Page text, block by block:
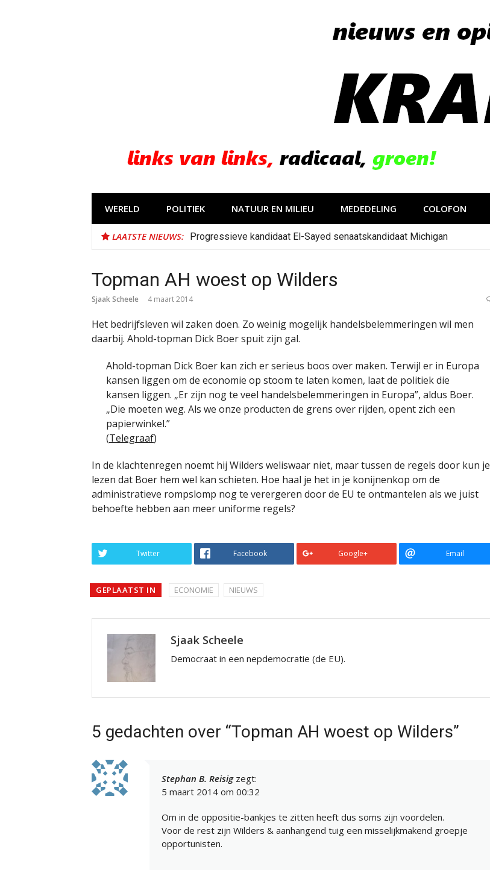
WERELD POLITIEK NATUUR EN MILIEU MEDEDELING COLOFON
LAATSTE NIEUWS: Progressieve kandidaat El-Sayed senaatskandidaat Michigan
Topman AH woest op Wilders
Sjaak Scheele 4 maart 2014
Het bedrijfsleven wil zaken doen. Zo weinig mogelijk handelsbelemmeringen wil men
daarbij. Ahold-topman Dick Boer spuit zijn gal.
Ahold-topman Dick Boer kan zich er serieus boos over maken. Terwijl er in Europa
kansen liggen om de economie op stoom te laten komen, laat de politiek die
kansen liggen. „Er zijn nog te veel handelsbelemmeringen in Europa”, aldus Boer.
„Die moeten weg. Als we onze producten de grens over rijden, opent zich een
papierwinkel.”
(Telegraaf)
In de klachtenregen noemt hij Wilders weliswaar niet, maar tussen de regels door kun je
lezen dat Boer hem wel kan schieten. Hoe haal je het in je konijnenkop om de
administratieve rompslomp nog te verergeren door de EU te ontmantelen als we juist
behoefte hebben aan meer uniforme regels?
Twitter Facebook Google+ Email
GEPLAATST IN ECONOMIE NIEUWS
Sjaak Scheele
Democraat in een nepdemocratie (de EU).
5 gedachten over “Topman AH woest op Wilders”
Stephan B. Reisig zegt:
5 maart 2014 om 00:32
Om in de oppositie-bankjes te zitten heeft dus soms zijn voordelen.
Voor de rest zijn Wilders & aanhangend tuig een misselijkmakend groepje
opportunisten.